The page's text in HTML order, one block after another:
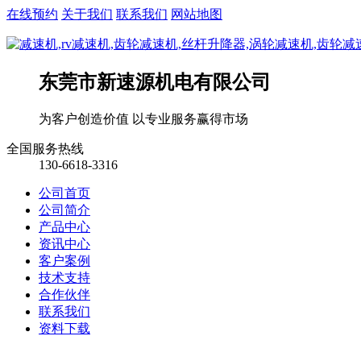
在线预约 关于我们 联系我们 网站地图
东莞市新速源机电有限公司
为客户创造价值 以专业服务赢得市场
全国服务热线
130-6618-3316
公司首页
公司简介
产品中心
资讯中心
客户案例
技术支持
合作伙伴
联系我们
资料下载